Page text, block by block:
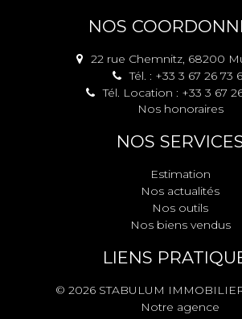
NOS
22 rue Chemnitz, 68200
Tél. : +33 3 67 26 73
Tél. Location : +33 3 67
Nos honoraires
NOS
Estimation
Nos actualités
Nos outils
Nos biens vendus
LIENS
© 2026 STABULUM
Notre agence